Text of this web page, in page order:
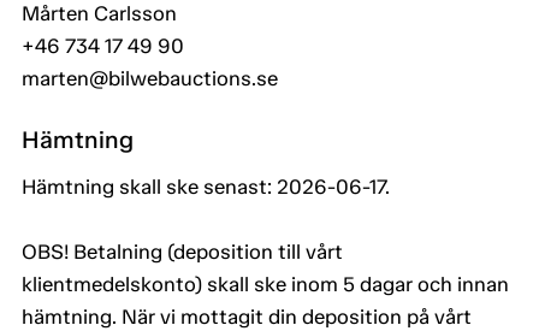
Mårten Carlsson
+46 734 17 49 90
marten@bilwebauctions.se
Hämtning
Hämtning skall ske senast: 2026-06-17.
OBS! Betalning (deposition till vårt
klientmedelskonto) skall ske inom 5 dagar och innan
hämtning. När vi mottagit din deposition på vårt